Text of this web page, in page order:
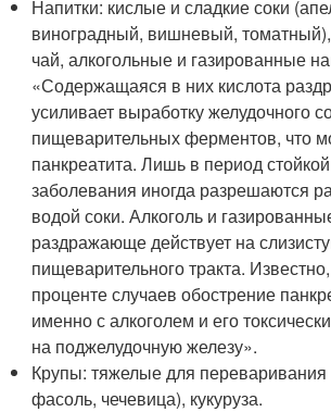
Напитки: кислые и сладкие соки
виноградный, вишневый,
чай, алкогольные и газированные
«Содержащаяся в них кислота
усиливает выработку желудочного
пищеварительных ферментов, что
панкреатита. Лишь в период
заболевания иногда разрешаются
водой соки. Алкоголь и
раздражающе действует на
пищеварительного тракта.
проценте случаев обострение
именно с алкоголем и его
на поджелудочную железу».
Крупы: тяжелые для переваривания
фасоль, чечевица), кукуруза.